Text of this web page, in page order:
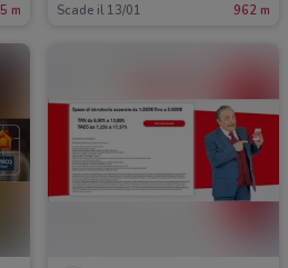
m Scade il 13/01 962 m